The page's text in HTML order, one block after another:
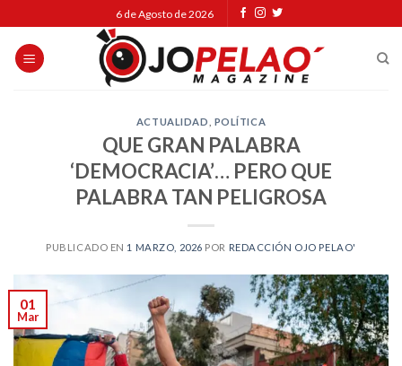
to
content
6 de Agosto de 2026
ACTUALIDAD POLÍTICA
QUE GRAN PALABRA
‘DEMOCRACIA’… PERO QUE
PALABRA TAN PELIGROSA
PUBLICADO EN 1 MARZO, 2026 POR REDACCIÓN OJO PELAO'
01
Mar